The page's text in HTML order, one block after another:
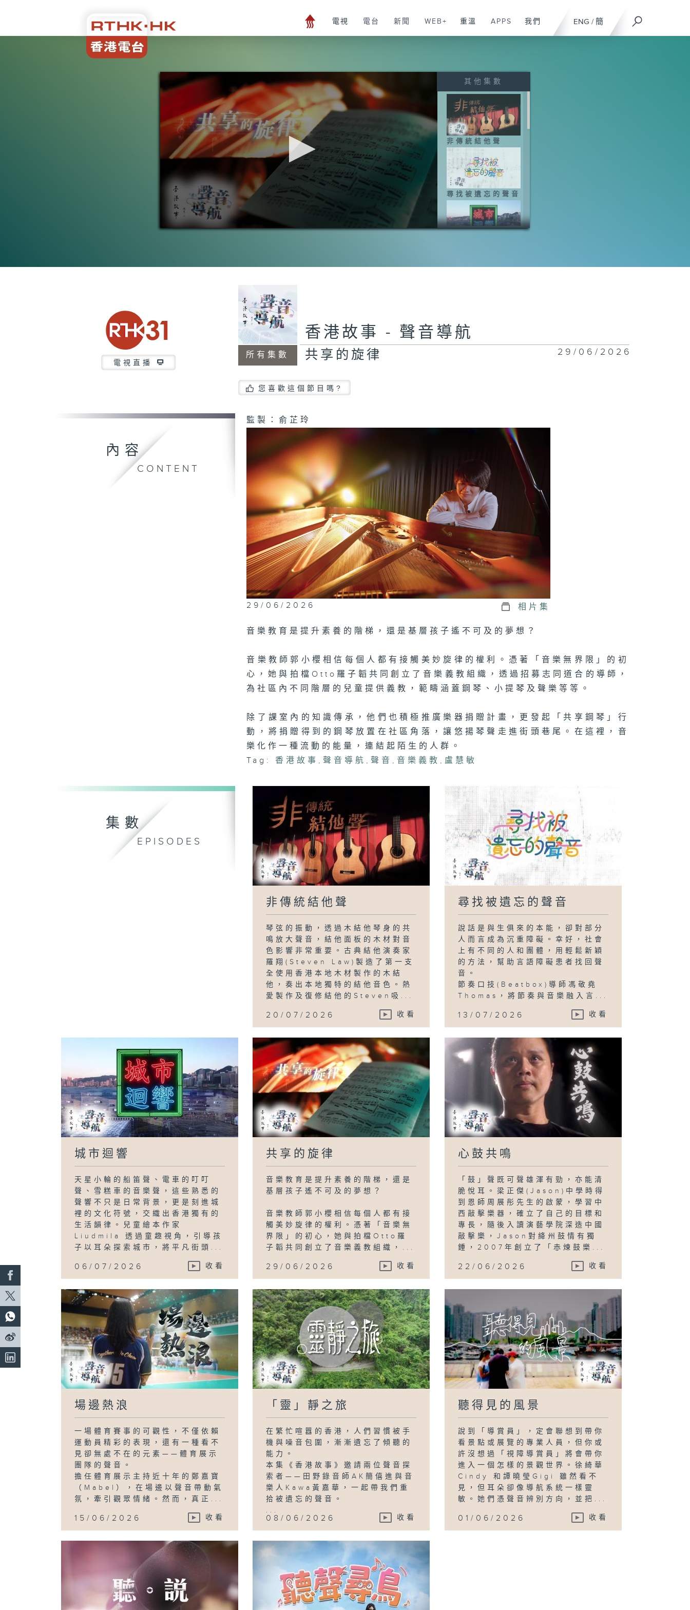
ENG / 簡
電視 電台 新聞 WEB+ 重溫 APPS 我們
0
其他集數
非傳統結他聲
尋找被遺忘的聲音
聽得見的風景
聽・說
聽聲尋鳥
電視直播
所有集數
香港故事 - 聲音導航
共享的旋律 29/06/2026
您喜歡這個節目嗎?
內容
CONTENT
監製：俞芷玲
29/06/2026 相片集
音樂教育是提升素養的階梯，還是基層孩子遙不可及的夢想？
音樂教師郭小櫻相信每個人都有接觸美妙旋律的權利。憑著「音樂無界限」的初
心，她與拍檔Otto羅子韜共同創立了音樂義教組織，透過招募志同道合的導師，
為社區內不同階層的兒童提供義教，範疇涵蓋鋼琴、小提琴及聲樂等等。
除了課室內的知識傳承，他們也積極推廣樂器捐贈計畫，更發起「共享鋼琴」行
動，將捐贈得到的鋼琴放置在社區角落，讓悠揚琴聲走進街頭巷尾。在這裡，音
樂化作一種流動的能量，連結起陌生的人群。
Tag:
香港故事 , 聲音導航 , 聲音 , 音樂義教 ,盧慧敏
集數
EPISODES
非傳統結他聲
琴弦的振動，透過木結他琴身的共
鳴放大聲音，結他面板的木材對音
色影響非常重要。古典結他演奏家
羅翔(Steven Law)製造了第一支
全使用香港本地木材製作的木結
他，奏出本地獨特的結他音色。熱
愛製作及復修結他的Steven吸...
20/07/2026 收看
尋找被遺忘的聲音
說話是與生俱來的本能，卻對部分
人而言成為沉重障礙。幸好，社會
上有不同的人和團體，用輕鬆新穎
的方法，幫助言語障礙患者找回聲
音。
節奏口技(Beatbox)導師馮敬堯
Thomas，將節奏與音樂融入言...
13/07/2026 收看
城市迴響
天星小輪的船笛聲、電車的叮叮
聲、雪糕車的音樂聲，這些熟悉的
聲響不只是日常背景，更是刻進城
裡的文化符號，交織出香港獨有的
生活韻律。兒童繪本作家
Liudmila 透過童趣視角，引導孩
子以耳朵探索城市，將平凡街頭...
06/07/2026 收看
共享的旋律
音樂教育是提升素養的階梯，還是
基層孩子遙不可及的夢想？
音樂教師郭小櫻相信每個人都有接
觸美妙旋律的權利。憑著「音樂無
界限」的初心，她與拍檔Otto羅
子韜共同創立了音樂義教組織，...
29/06/2026 收看
心鼓共鳴
「鼓」聲既可聲雄渾有勁，亦能清
脆悅耳。梁正傑(Jason)中學時得
到恩師周展彤先生的啟蒙，學習中
西敲擊樂器，確立了自己的目標和
專長，隨後入讀演藝學院深造中國
敲擊樂，Jason對絳州鼓情有獨
鍾，2007年創立了「赤煉鼓樂...
22/06/2026 收看
場邊熱浪
一場體育賽事的可觀性，不僅依賴
運動員精彩的表現，還有一種看不
見卻無處不在的元素——體育展示
團隊的聲音。
擔任體育展示主持近十年的鄭嘉寶
（Mabel），在場邊以聲音帶動氣
氛，牽引觀眾情緒。然而，真正...
15/06/2026 收看
「靈」靜之旅
在繁忙喧囂的香港，人們習慣被手
機與噪音包圍，漸漸遺忘了傾聽的
能力。
本集《香港故事》邀請兩位聲音探
索者——田野錄音師AK簡僖進與音
樂人Kawa黃嘉華，一起帶我們重
拾被遺忘的聲音。
...
08/06/2026 收看
聽得見的風景
說到「導賞員」，定會聯想到帶你
看景點或展覽的專業人員，但你或
許沒想過「視障導賞員」將會帶你
進入一個怎樣的景觀世界。徐綺華
Cindy 和譚曉瑩Gigi 雖然看不
見，但耳朵卻像導航系統一樣靈
敏。她們憑聲音辨別方向，並把...
01/06/2026 收看